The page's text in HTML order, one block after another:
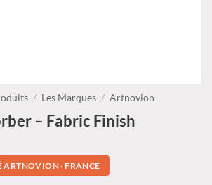
/ Les Marques / Artnovion
– Fabric Finish
ARTNOVION · FRANCE